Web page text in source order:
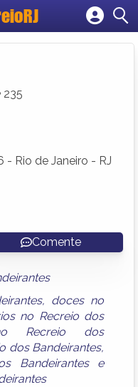
empresa
235
- Rio de Janeiro - RJ
Comente
, doces no
no Recreio dos
Recreio dos
dos Bandeirantes,
Bandeirantese